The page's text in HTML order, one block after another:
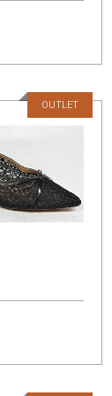
OUTLET